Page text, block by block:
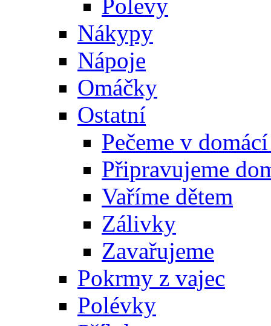
Polevy
Nákypy
Nápoje
Omáčky
Ostatní
Pečeme v
Připravujeme
Vaříme dětem
Zálivky
Zavařujeme
Pokrmy z vajec
Polévky